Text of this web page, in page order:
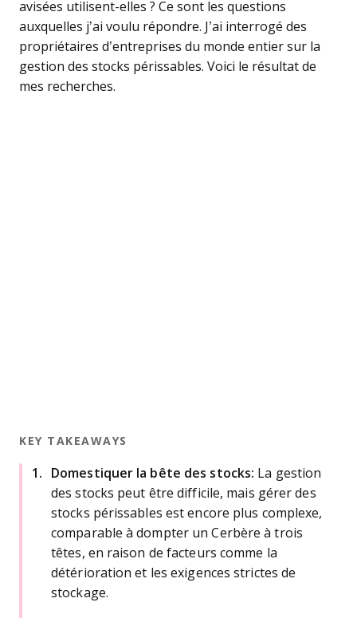
avisées utilisent-elles ? Ce sont les questions
auxquelles j’ai voulu répondre. J’ai interrogé des
propriétaires d’entreprises du monde entier sur la
gestion des stocks périssables. Voici le résultat de
mes recherches.
KEY TAKEAWAYS
Domestiquer la bête des stocks: La gestion
des stocks peut être difficile, mais gérer des
stocks périssables est encore plus complexe,
comparable à dompter un Cerbère à trois
têtes, en raison de facteurs comme la
détérioration et les exigences strictes de
stockage.